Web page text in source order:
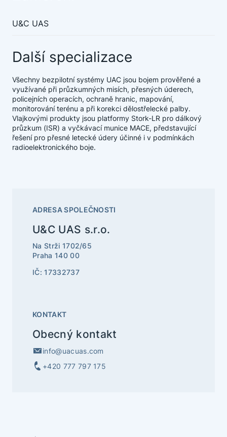
U&C UAS
Další specializace
Všechny bezpilotní systémy UAC jsou bojem prověřené a
využívané při průzkumných misích, přesných úderech,
policejních operacích, ochraně hranic, mapování,
monitorování terénu a při korekci dělostřelecké palby.
Vlajkovými produkty jsou platformy Stork-LR pro dálkový
průzkum (ISR) a vyčkávací munice MACE, představující
řešení pro přesné letecké údery účinné i v podmínkách
radioelektronického boje.
ADRESA SPOLEČNOSTI
U&C UAS s.r.o.
Na Strži 1702/65
Praha 140 00
IČ: 17332737
KONTAKT
Obecný kontakt
info@uacuas.com
+420 777 797 175